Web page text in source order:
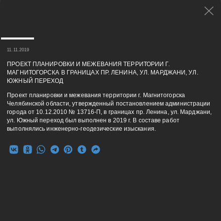
11.11.2019
ПРОЕКТ ПЛАНИРОВКИ И МЕЖЕВАНИЯ ТЕРРИТОРИИ Г.
МАГНИТОГОРСКА В ГРАНИЦАХ ПР. ЛЕНИНА, УЛ. МАРДЖАНИ, УЛ.
ЮЖНЫЙ ПЕРЕХОД
Проект планировки и межевания территории г. Магнитогорска
Челябинской области, утвержденный постановлением администрации
города от 10.12.2010 № 13716-П, в границах пр. Ленина, ул. Марджани,
ул. Южный переход был выполнен в 2019 г. В составе работ
выполнялись инженерно-геодезические изыскания.